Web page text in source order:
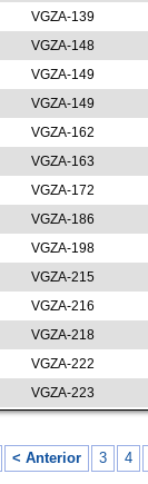
VGZA-139
VGZA-148
VGZA-149
VGZA-149
VGZA-162
VGZA-163
VGZA-172
VGZA-186
VGZA-198
VGZA-215
VGZA-216
VGZA-218
VGZA-222
VGZA-223
< Anterior 3 4